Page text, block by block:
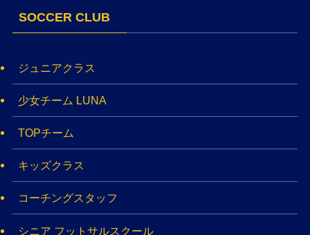
SOCCER CLUB
ジュニアクラス
少女チーム LUNA
TOPチーム
キッズクラス
コーチングスタッフ
シニア フットサルスクール